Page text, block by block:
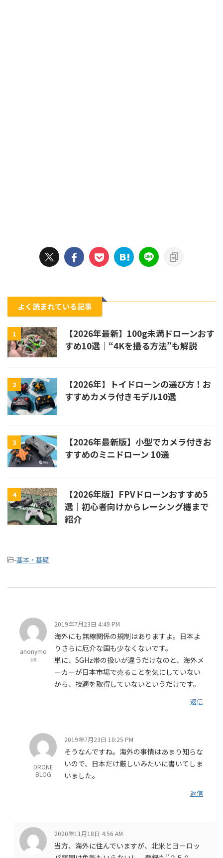
よく読まれている記事
1
【2026年最新】100g未満ドローンおす
すめ10選｜“4Kを撮る方法”も解説
2
【2026年】トイドローンの選び方！お
すすめカメラ付きモデル10選
3
【2026年最新版】小型でカメラ付きお
すすめのミニドローン 10選
4
【2026年版】FPVドローンおすすめ5
選｜初心者向けからレーシング機まで
紹介
-基本・基礎
anonymo
us
2019年7月23日 4:49 PM
海外にも無線関係の規制はありますよ。日本よ
りさらに厄介な国も少なくないです。
単に、5GHz帯の扱いが違うだけなのと、海外メ
ーカーが日本市場で売ることを気にしていない
から、技適を取得していないというだけです。
返信
DRONE
BLOG
2019年7月23日 10:25 PM
そうなんですね。海外の事情はあまり知らな
いので、日本だけ厳しいみたいに書いてしま
いました。
返信
2020年11月18日 4:56 AM
当方、海外に住んでいますが、北米とヨーロッ